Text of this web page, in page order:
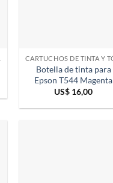
Botella de tinta para
Epson T544 Magenta
US$ 16,00